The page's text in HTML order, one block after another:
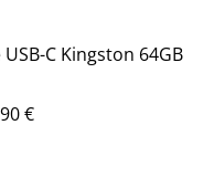
USB-C Kingston 64GB
€